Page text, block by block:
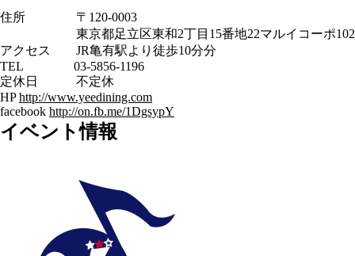
住所 〒120-0003
東京都足立区東和2丁目15番地22マルイコーポ102
アクセス JR亀有駅より徒歩10分分
TEL 03-5856-1196
定休日 不定休
HPhttp://www.yeedining.com
facebook http://on.fb.me/1DgsypY
イベント情報